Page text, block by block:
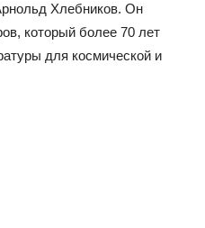
Хлебников. Он
который более 70 лет
для космической и